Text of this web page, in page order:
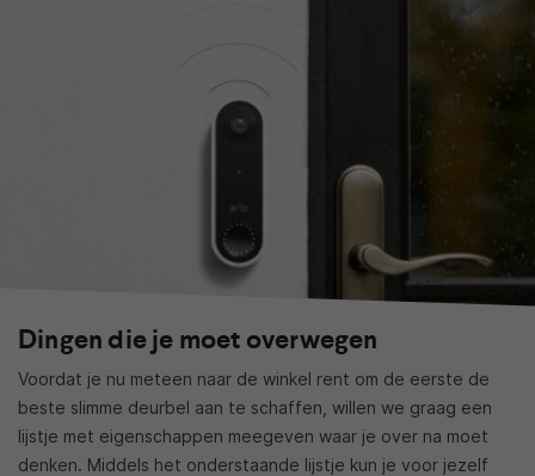
Dingen die je moet overwegen
Voordat je nu meteen naar de winkel rent om de eerste de
beste slimme deurbel aan te schaffen, willen we graag een
lijstje met eigenschappen meegeven waar je over na moet
denken. Middels het onderstaande lijstje kun je voor jezelf